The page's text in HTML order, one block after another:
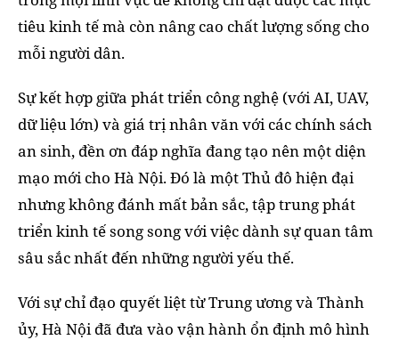
tiêu kinh tế mà còn nâng cao chất lượng sống cho
mỗi người dân.
Sự kết hợp giữa phát triển công nghệ (với AI, UAV,
dữ liệu lớn) và giá trị nhân văn với các chính sách
an sinh, đền ơn đáp nghĩa đang tạo nên một diện
mạo mới cho Hà Nội. Đó là một Thủ đô hiện đại
nhưng không đánh mất bản sắc, tập trung phát
triển kinh tế song song với việc dành sự quan tâm
sâu sắc nhất đến những người yếu thế.
Với sự chỉ đạo quyết liệt từ Trung ương và Thành
ủy, Hà Nội đã đưa vào vận hành ổn định mô hình